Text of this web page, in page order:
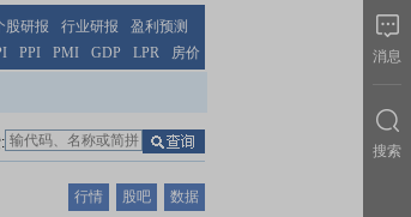
股研报 行业研报
盈利预测
PPI PMI GDP LPR 房价
行情 股吧 数据
消息
搜索